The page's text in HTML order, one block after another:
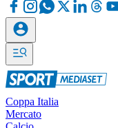
Coppa Italia
Mercato